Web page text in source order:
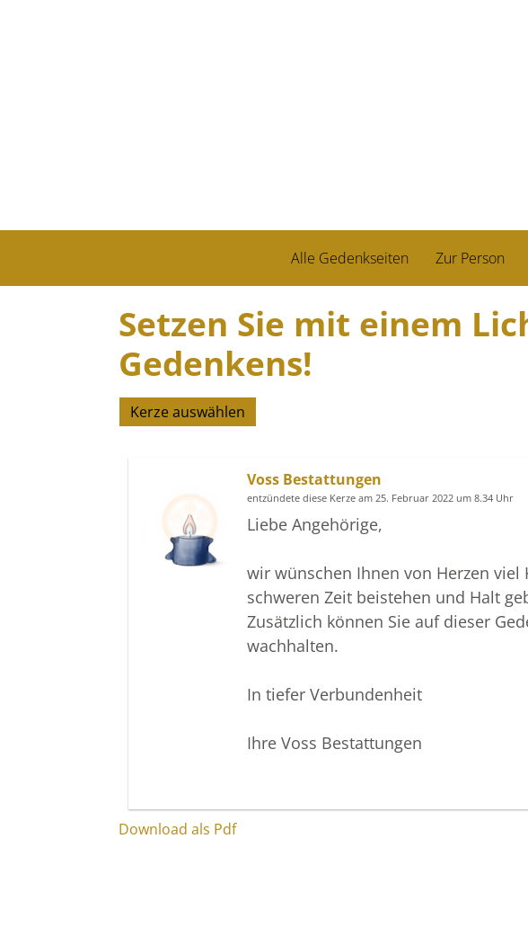
Alle Gedenkseiten Zur Person
Setzen Sie mit einem
Gedenkens!
Kerze auswählen
Voss Bestattungen
entzündete diese Kerze am 25. Februar 2022 um 8.34 Uhr
Liebe Angehörige,
wir wünschen Ihnen von Herzen
schweren Zeit beistehen und Halt
Zusätzlich können Sie auf dieser
wachhalten.
In tiefer Verbundenheit
Ihre Voss Bestattungen
Download als Pdf